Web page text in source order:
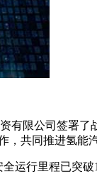
有限公司签署了
共同推进氢能
行里程已突破